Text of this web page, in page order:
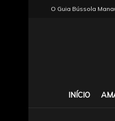
O Guia Bússola
INÍCIO